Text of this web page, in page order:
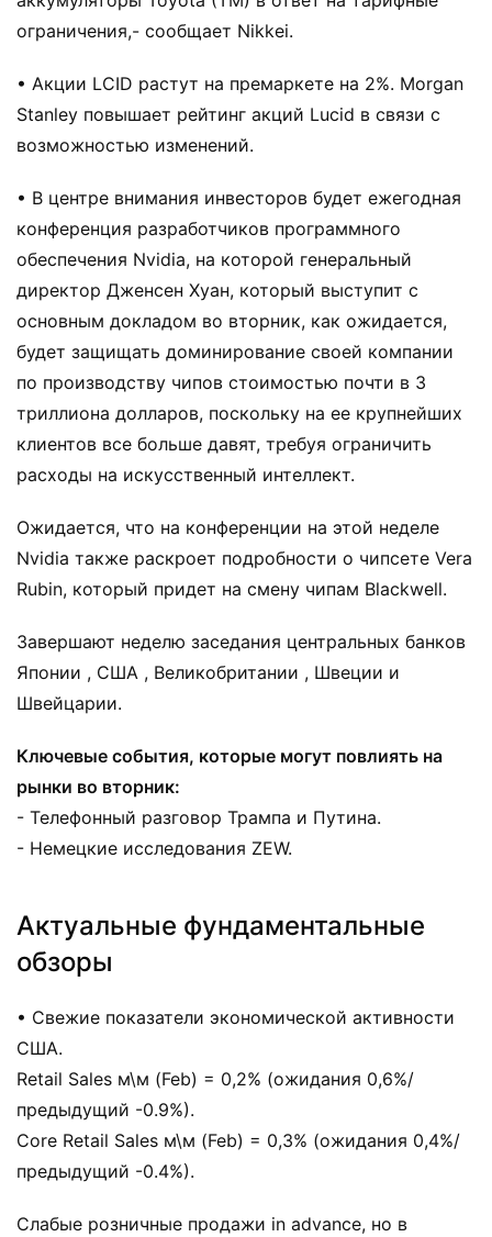
ограничения,- сообщает Nikkei.
• Акции LCID растут на премаркете на 2%. Morgan
Stanley повышает рейтинг акций Lucid в связи с
возможностью изменений.
• В центре внимания инвесторов будет ежегодная
конференция разработчиков программного
обеспечения Nvidia, на которой генеральный
директор Дженсен Хуан, который выступит с
основным докладом во вторник, как ожидается,
будет защищать доминирование своей компании
по производству чипов стоимостью почти в 3
триллиона долларов, поскольку на ее крупнейших
клиентов все больше давят, требуя ограничить
расходы на искусственный интеллект.
Ожидается, что на конференции на этой неделе
Nvidia также раскроет подробности о чипсете Vera
Rubin, который придет на смену чипам Blackwell.
Завершают неделю заседания центральных банков
Японии , США , Великобритании , Швеции и
Швейцарии.
Ключевые события, которые могут повлиять на
рынки во вторник:
- Телефонный разговор Трампа и Путина.
- Немецкие исследования ZEW.
Актуальные фундаментальные
обзоры
• Свежие показатели экономической активности
США.
Retail Sales м\м (Feb) = 0,2% (ожидания 0,6%/
предыдущий -0.9%).
Core Retail Sales м\м (Feb) = 0,3% (ожидания 0,4%/
предыдущий -0.4%).
Слабые розничные продажи in advance, но в